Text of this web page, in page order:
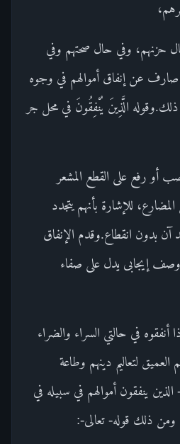
حزنهم، وفي حال صحتهم وفي
عن إنفاق أموالهم في وجوه
ذلك.وقوله الَّذِينَ يُنْفِقُونَ في محل جر
أو رفع على القطع المشعر
للإشارة بأنهم يتجدد
آن بدون انقطاع.وقدم الإنفاق
وصف إيجابى يدل على صفاء
أنفقوه في حالتي السراء والضراء
العميق لتعاليم دينهم وطاعة
ينفقون أموالهم في سبيله في
ذلك قوله- تعالى-: